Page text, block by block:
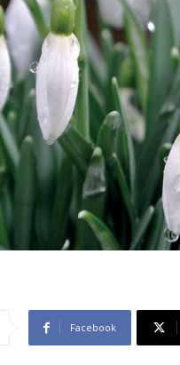
Facebook